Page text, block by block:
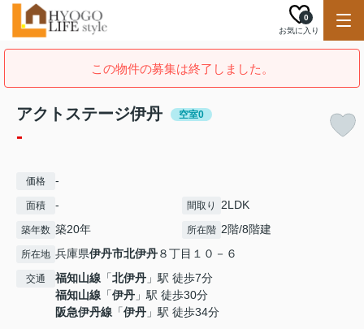
お気に入り
0
この物件の募集は終了しました。
アクトステージ伊丹 空室0
-
価格 -
面積 - 間取り 2LDK
築年数 築20年 所在階 2階/8階建
所在地 兵庫県伊丹市北伊丹８丁目１０－６
交通 福知山線 「北伊丹 」駅 徒歩7分
福知山線 「伊丹 」駅 徒歩30分
阪急伊丹線 「伊丹 」駅 徒歩34分